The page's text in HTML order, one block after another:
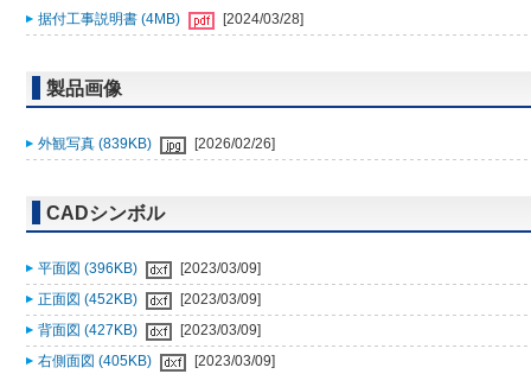
据付工事説明書 (4MB) [2024/03/28]
製品画像
外観写真 (839KB) [2026/02/26]
CADシンボル
平面図 (396KB)
[2023/03/09]
正面図 (452KB)
[2023/03/09]
背面図 (427KB)
[2023/03/09]
右側面図 (405KB)
[2023/03/09]